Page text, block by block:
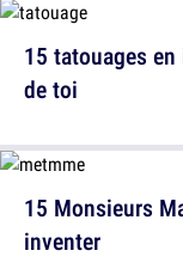
15 tatouages
de toi
15 Monsieurs
inventer